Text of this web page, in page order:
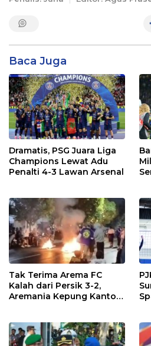
Baca Juga
Dramatis, PSG Juara Liga
Champions Lewat Adu
Penalti 4-3 Lawan Arsenal
Tak Terima Arema FC
Kalah dari Persik 3-2,
Aremania Kepung Kantor